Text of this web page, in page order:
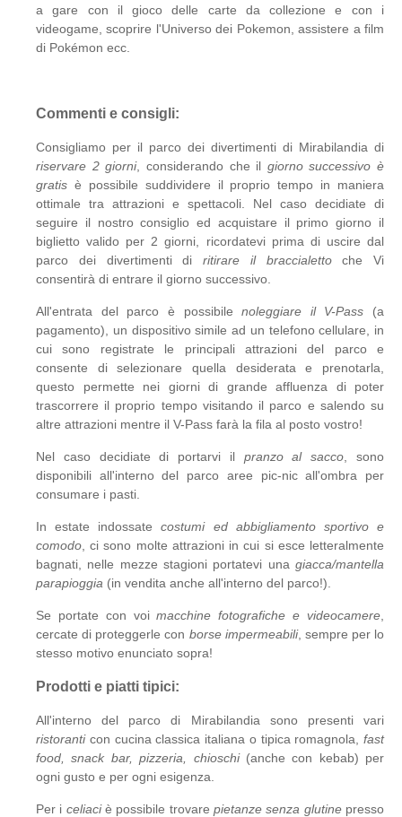
a gare con il gioco delle carte da collezione e con i
videogame, scoprire l'Universo dei Pokemon, assistere a film
di Pokémon ecc.
Commenti e consigli:
Consigliamo per il parco dei divertimenti di Mirabilandia di
riservare 2 giorni, considerando che il giorno successivo è
gratis è possibile suddividere il proprio tempo in maniera
ottimale tra attrazioni e spettacoli. Nel caso decidiate di
seguire il nostro consiglio ed acquistare il primo giorno il
biglietto valido per 2 giorni, ricordatevi prima di uscire dal
parco dei divertimenti di ritirare il braccialettoche Vi
consentirà di entrare il giorno successivo.
All'entrata del parco è possibilenoleggiare il V-Pass (a
pagamento), un dispositivo simile ad un telefono cellulare, in
cui sono registrate le principali attrazioni del parco e
consente di selezionare quella desiderata e prenotarla,
questo permette nei giorni di grande affluenza di poter
trascorrere il proprio tempo visitando il parco e salendo su
altre attrazioni mentre il V-Pass farà la fila al posto vostro!
Nel caso decidiate di portarvi il pranzo al sacco , sono
disponibili all'interno del parco aree pic-nic all'ombra per
consumare i pasti.
In estate indossatecostumi ed abbigliamento sportivo e
comodo , ci sono molte attrazioni in cui si esce letteralmente
bagnati, nelle mezze stagioni portatevi una giacca/mantella
parapioggia (in vendita anche all'interno del parco!).
Se portate con voimacchine fotografiche e videocamere
cercate di proteggerle con borse impermeabili, sempre per lo
stesso motivo enunciato sopra!
Prodotti e piatti tipici:
All'interno del parco di Mirabilandia sono presenti vari
ristoranticon cucina classica italiana o tipica romagnola, fast
food, snack bar, pizzeria, chioschi(anche con kebab) per
ogni gusto e per ogni esigenza.
Per i celiaciè possibile trovarepietanze senza glutinepresso